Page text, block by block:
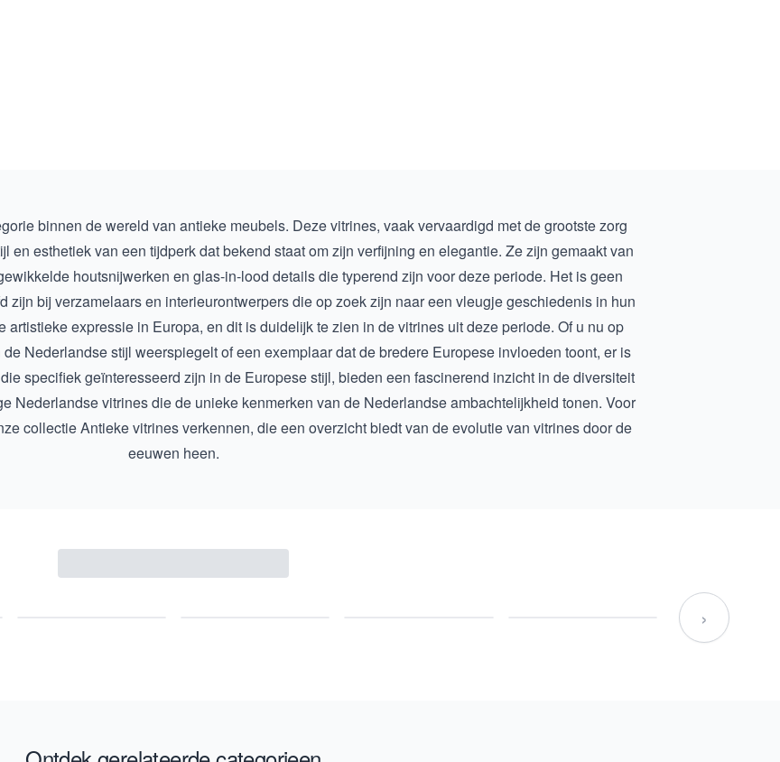
binnen de wereld van antieke meubels. Deze vitrines, vaak vervaardigd met de grootste zorg
en esthetiek van een tijdperk dat bekend staat om zijn verfijning en elegantie. Ze zijn gemaakt van
houtsnijwerken en glas-in-lood details die typerend zijn voor deze periode. Het is geen
zijn bij verzamelaars en interieurontwerpers die op zoek zijn naar een vleugje geschiedenis in hun
artistieke expressie in Europa, en dit is duidelijk te zien in de vitrines uit deze periode. Of u nu op
Nederlandse stijl weerspiegelt of een exemplaar dat de bredere Europese invloeden toont, er is
specifiek geïnteresseerd zijn in de Europese stijl, bieden een fascinerend inzicht in de diversiteit
Nederlandse vitrinesdie de unieke kenmerken van de Nederlandse ambachtelijkheid tonen. Voor
collectieAntieke vitrinesverkennen, die een overzicht biedt van de evolutie van vitrines door de
eeuwen heen.
›